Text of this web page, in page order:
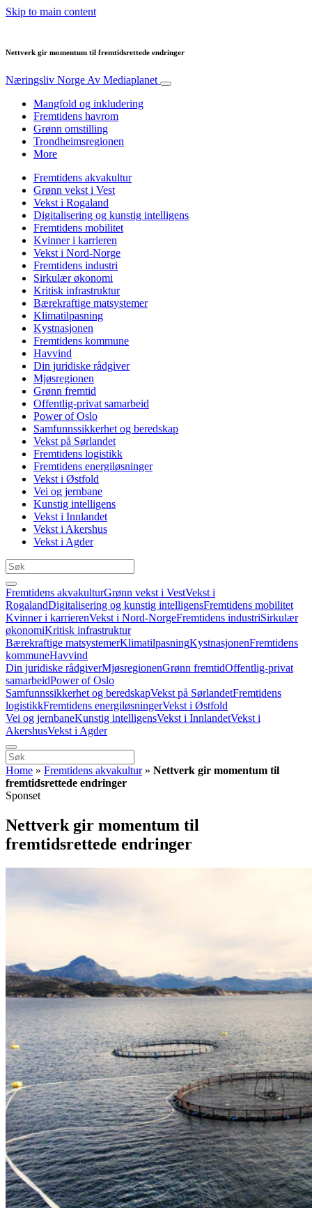
Skip to main content
Nettverk gir momentum til fremtidsrettede endringer
Næringsliv Norge Av Mediaplanet
Mangfold og inkludering
Fremtidens havrom
Grønn omstilling
Trondheimsregionen
More
Fremtidens akvakultur
Grønn vekst i Vest
Vekst i Rogaland
Digitalisering og kunstig intelligens
Fremtidens mobilitet
Kvinner i karrieren
Vekst i Nord-Norge
Fremtidens industri
Sirkulær økonomi
Kritisk infrastruktur
Bærekraftige matsystemer
Klimatilpasning
Kystnasjonen
Fremtidens kommune
Havvind
Din juridiske rådgiver
Mjøsregionen
Grønn fremtid
Offentlig-privat samarbeid
Power of Oslo
Samfunnssikkerhet og beredskap
Vekst på Sørlandet
Fremtidens logistikk
Fremtidens energiløsninger
Vekst i Østfold
Vei og jernbane
Kunstig intelligens
Vekst i Innlandet
Vekst i Akershus
Vekst i Agder
Fremtidens akvakulturGrønn vekst i VestVekst i
RogalandDigitalisering og kunstig intelligensFremtidens mobilitet
Kvinner i karrierenVekst i Nord-NorgeFremtidens industriSirkulær
økonomiKritisk infrastruktur
Bærekraftige matsystemerKlimatilpasningKystnasjonenFremtidens
kommuneHavvind
Din juridiske rådgiverMjøsregionenGrønn fremtidOffentlig-privat
samarbeidPower of Oslo
Samfunnssikkerhet og beredskapVekst på SørlandetFremtidens
logistikkFremtidens energiløsningerVekst i Østfold
Vei og jernbaneKunstig intelligensVekst i InnlandetVekst i
AkershusVekst i Agder
Home » Fremtidens akvakultur» Nettverk gir momentum til
fremtidsrettede endringer
Sponset
Nettverk gir momentum til
fremtidsrettede endringer